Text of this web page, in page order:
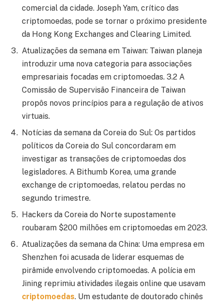
comercial da cidade. Joseph Yam, crítico das
criptomoedas, pode se tornar o próximo presidente
da Hong Kong Exchanges and Clearing Limited.
Atualizações da semana em Taiwan: Taiwan planeja
introduzir uma nova categoria para associações
empresariais focadas em criptomoedas. 3.2 A
Comissão de Supervisão Financeira de Taiwan
propôs novos princípios para a regulação de ativos
virtuais.
Notícias da semana da Coreia do Sul: Os partidos
políticos da Coreia do Sul concordaram em
investigar as transações de criptomoedas dos
legisladores. A Bithumb Korea, uma grande
exchange de criptomoedas, relatou perdas no
segundo trimestre.
Hackers da Coreia do Norte supostamente
roubaram $200 milhões em criptomoedas em 2023.
Atualizações da semana da China: Uma empresa em
Shenzhen foi acusada de liderar esquemas de
pirâmide envolvendo criptomoedas. A polícia em
Jining reprimiu atividades ilegais online que usavam
criptomoedas. Um estudante de doutorado chinês